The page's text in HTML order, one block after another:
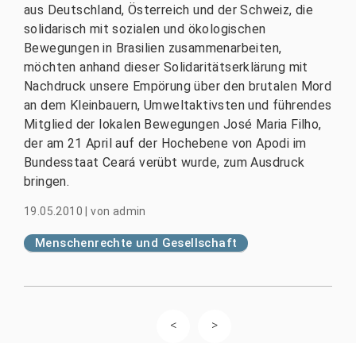
aus Deutschland, Österreich und der Schweiz, die
solidarisch mit sozialen und ökologischen
Bewegungen in Brasilien zusammenarbeiten,
möchten anhand dieser Solidaritätserklärung mit
Nachdruck unsere Empörung über den brutalen Mord
an dem Kleinbauern, Umweltaktivsten und führendes
Mitglied der lokalen Bewegungen José Maria Filho,
der am 21 April auf der Hochebene von Apodi im
Bundesstaat Ceará verübt wurde, zum Ausdruck
bringen.
19.05.2010 |von admin
Menschenrechte und Gesellschaft